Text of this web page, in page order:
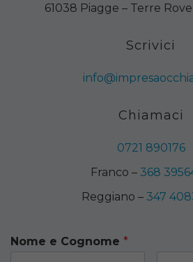
61038 Piagge – Terre
Scrivici
Chiamaci
0721 890176
Franco – 368
Reggiano – 347
Nome e Cognome *